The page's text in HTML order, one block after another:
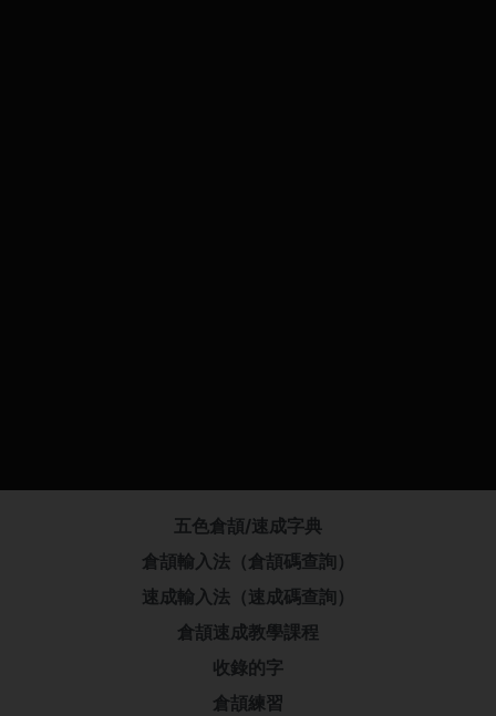
五色倉頡/速成字典
倉頡輸入法（倉頡碼查詢）
速成輸入法（速成碼查詢）
倉頡速成教學課程
收錄的字
倉頡練習